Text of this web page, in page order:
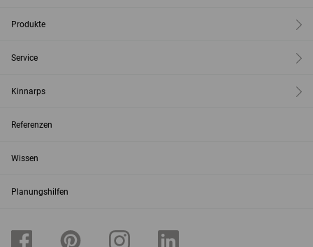
Produkte
Service
Kinnarps
Referenzen
Wissen
Planungshilfen